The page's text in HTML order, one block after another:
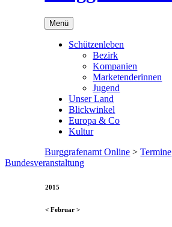
Menü
Schützenleben
Bezirk
Kompanien
Marketenderinnen
Jugend
Unser Land
Blickwinkel
Europa & Co
Kultur
Burggrafenamt Online >Termine
Bundesveranstaltung
2015
< Februar >